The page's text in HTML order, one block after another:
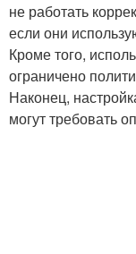
не работать
если они
Кроме того,
ограничено
Наконец,
могут требовать